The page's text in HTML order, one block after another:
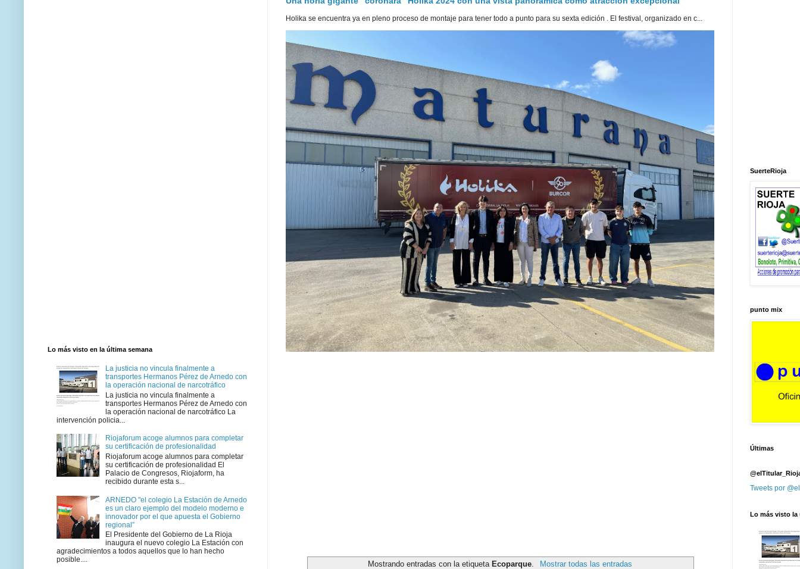
Holika se encuentra ya en pleno proceso de montaje para tener todo a punto para su sexta edición . El festival, organizado en c...
Mostrando entradas con la etiquetaEcoparque Mostrar todas las entradas
Lo más visto en la última semana
La justicia no vincula finalmente a
transportes Hermanos Pérez de Arnedo con
la operación nacional de narcotráfico
La justicia no vincula finalmente a
transportes Hermanos Pérez de Arnedo con
la operación nacional de narcotráfico La
intervención policia...
Riojaforum acoge alumnos para completar
su certificación de profesionalidad
Riojaforum acoge alumnos para completar
su certificación de profesionalidad El
Palacio de Congresos, Riojaform, ha
recibido durante esta s...
ARNEDO "el colegio La Estación de Arnedo
es un claro ejemplo del modelo moderno e
innovador por el que apuesta el Gobierno
regional”
El Presidente del Gobierno de La Rioja
inaugura el nuevo colegio La Estación con
agradecimientos a todos aquellos que lo han hecho
posible....
SuerteRioja
punto mix
Últimas
Tweets por
Lo más visto la